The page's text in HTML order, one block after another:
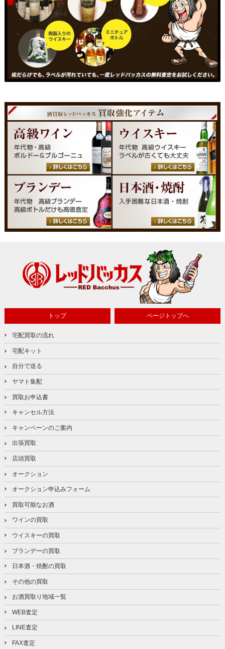
トップ ページトップへ
宅配買取の流れ
宅配キット
自分で送る
ヤマト集配
買取お申込書
キャンセル方法
キャンペーンのご案内
出張買取
店頭買取
オークション
オークション申込みフォーム
買取可能なお酒
ワインの買取
ウイスキーの買取
ブランデーの買取
日本酒・焼酎の買取
その他の買取
お酒買取り地域一覧
WEB査定
LINE査定
FAX査定